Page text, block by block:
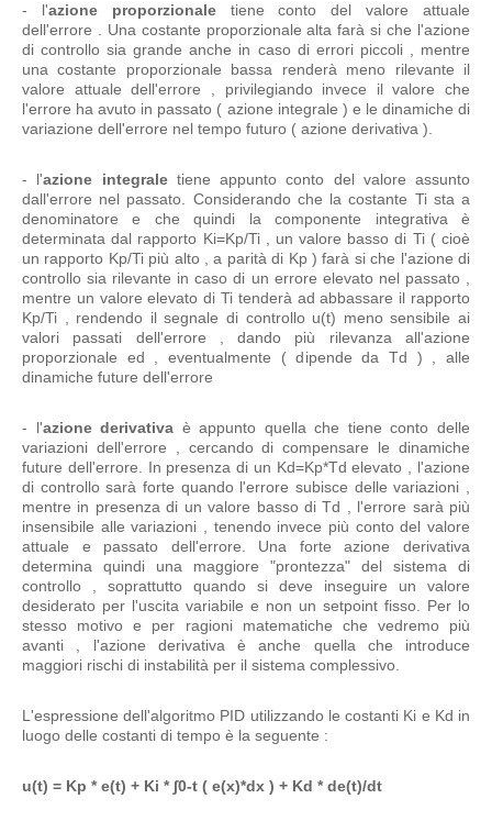
- l'azione proporzionaletiene conto del valore attuale
dell'errore . Una costante proporzionale alta farà si che l'azione
di controllo sia grande anche in caso di errori piccoli , mentre
una costante proporzionale bassa renderà meno rilevante il
valore attuale dell'errore , privilegiando invece il valore che
l'errore ha avuto in passato ( azione integrale ) e le dinamiche di
variazione dell'errore nel tempo futuro ( azione derivativa ).
- l'azione integraletiene appunto conto del valore assunto
dall'errore nel passato. Considerando che la costante Ti sta a
denominatore e che quindi la componente integrativa è
determinata dal rapporto Ki=Kp/Ti , un valore basso di Ti ( cioè
un rapporto Kp/Ti più alto , a parità di Kp ) farà si che l'azione di
controllo sia rilevante in caso di un errore elevato nel passato ,
mentre un valore elevato di Ti tenderà ad abbassare il rapporto
Kp/Ti , rendendo il segnale di controllo u(t) meno sensibile ai
valori passati dell'errore , dando più rilevanza all'azione
proporzionale ed , eventualmente ( dipende da Td ) , alle
dinamiche future dell'errore
- l'azione derivativa è appunto quella che tiene conto delle
variazioni dell'errore , cercando di compensare le dinamiche
future dell'errore. In presenza di un Kd=Kp*Td elevato , l'azione
di controllo sarà forte quando l'errore subisce delle variazioni ,
mentre in presenza di un valore basso di Td , l'errore sarà più
insensibile alle variazioni , tenendo invece più conto del valore
attuale e passato dell'errore. Una forte azione derivativa
determina quindi una maggiore "prontezza" del sistema di
controllo , soprattutto quando si deve inseguire un valore
desiderato per l'uscita variabile e non un setpoint fisso. Per lo
stesso motivo e per ragioni matematiche che vedremo più
avanti , l'azione derivativa è anche quella che introduce
maggiori rischi di instabilità per il sistema complessivo.
L'espressione dell'algoritmo PID utilizzando le costanti Ki e Kd in
luogo delle costanti di tempo è la seguente :
u(t) = Kp * e(t) + Ki * ∫0-t ( e(x)*dx ) + Kd * de(t)/dt